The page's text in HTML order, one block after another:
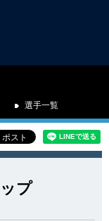
選手一覧
プ